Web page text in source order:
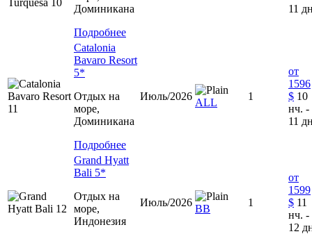
Доминиканa
Подробнее
11
Catalonia
Bavaro Resort
5*
Отдых на
море,
Доминиканa
Подробнее
Июль/2026
ALL
1
от
1596
$ 10
нч. -
11
Grand Hyatt
Bali 5*
Отдых на
море,
Индонезия
Июль/2026
ВВ
1
от
1599
$ 11
нч. -
12